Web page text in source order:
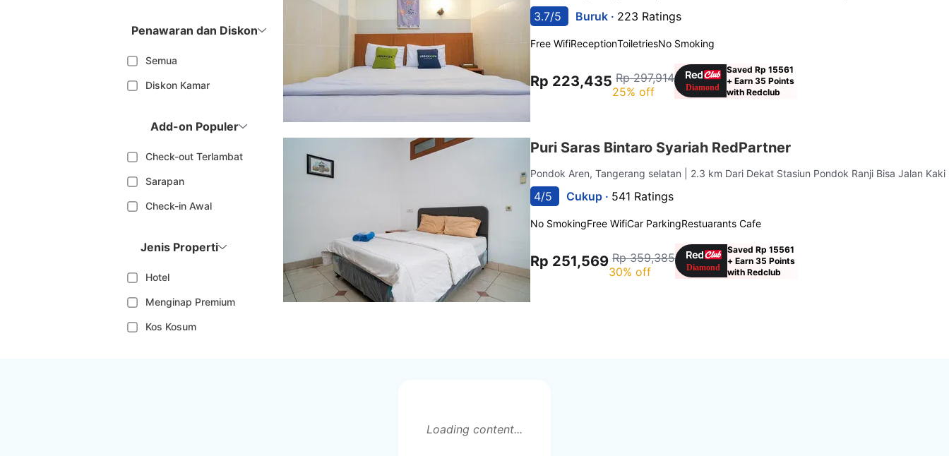
Penawaran dan Diskon
Semua
Diskon Kamar
Add-on Populer
Check-out Terlambat
Sarapan
Check-in Awal
Jenis Properti
Hotel
Menginap Premium
Kos Kosum
3.7/5 Buruk · 223 Ratings
Free WifiReceptionToiletriesNo Smoking
Rp 223,435 Rp 297,914
25% off
Saved Rp 15561
+ Earn 35 Points
with Redclub
Puri Saras Bintaro Syariah RedPartner
Pondok Aren, Tangerang selatan | 2.3 km Dari Dekat Stasiun Pondok Ranji Bisa Jalan Kaki
4/5 Cukup · 541 Ratings
No SmokingFree WifiCar ParkingRestuarants Cafe
Rp 251,569 Rp 359,385
30% off
Saved Rp 15561
+ Earn 35 Points
with Redclub
Loading content...